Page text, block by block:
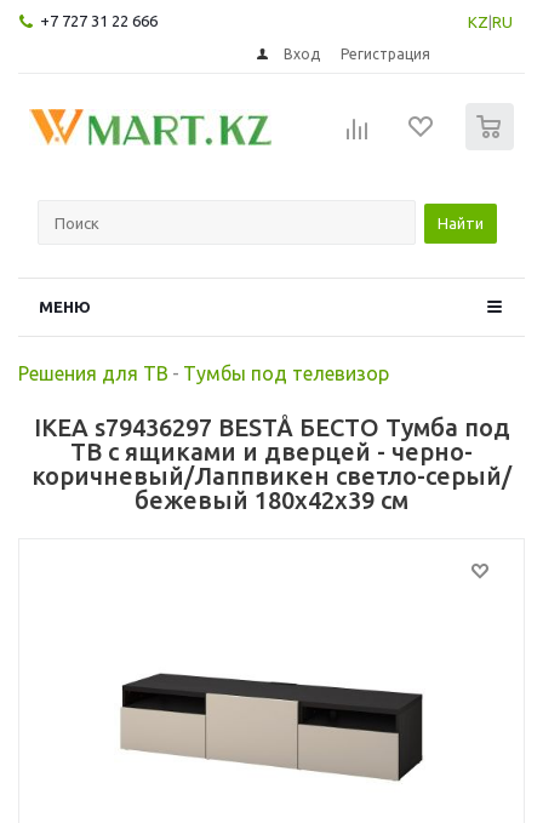
+7 727 31 22 666 KZ RU
Вход Регистрация
Найти
МЕНЮ
Решения для ТВ - Тумбы под телевизор
IKEA s79436297 BESTÅ БЕСТО Тумба под
ТВ с ящиками и дверцей - черно-
коричневый/Лаппвикен светло-серый/
бежевый 180x42x39 см